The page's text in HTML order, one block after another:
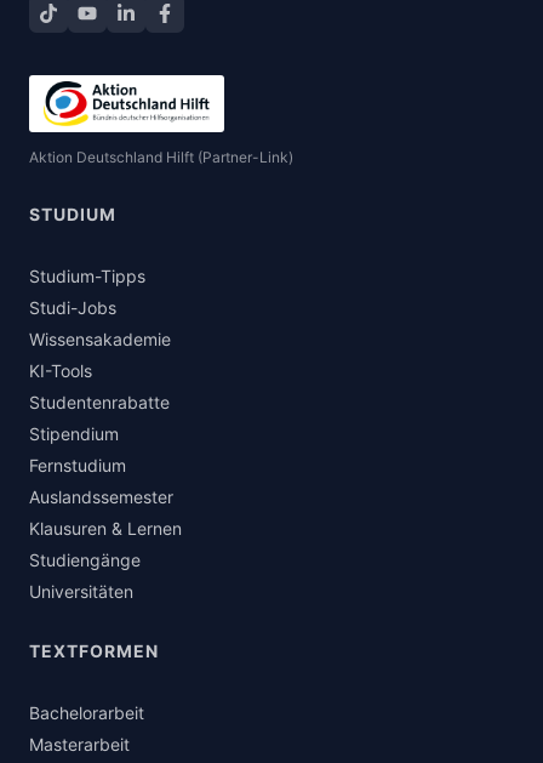
TikTokYouTube
LinkedInFacebook teilen
Aktion Deutschland Hilft (Partner-Link)
STUDIUM
Studium-Tipps
Studi-Jobs
Wissensakademie
KI-Tools
Studentenrabatte
Stipendium
Fernstudium
Auslandssemester
Klausuren & Lernen
Studiengänge
Universitäten
TEXTFORMEN
Bachelorarbeit
Masterarbeit